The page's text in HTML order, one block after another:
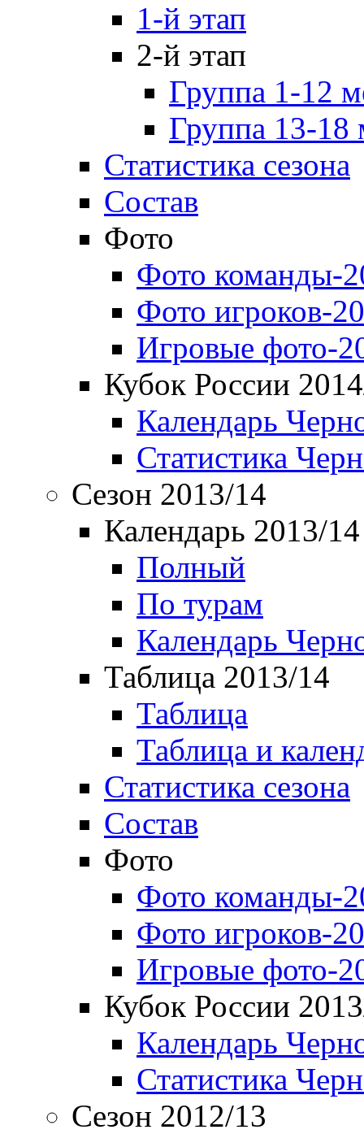
1-й этап
2-й этап
Группа 1-12
Группа 13-18
Статистика сезона
Состав
Фото
Фото команды-
Фото игроков-
Игровые фото-
Кубок России
Календарь
Статистика
Сезон 2013/14
Календарь 2013/14
Полный
По турам
Календарь
Таблица 2013/14
Таблица
Таблица и
Статистика сезона
Состав
Фото
Фото команды-
Фото игроков-
Игровые фото-
Кубок России
Календарь
Статистика
Сезон 2012/13